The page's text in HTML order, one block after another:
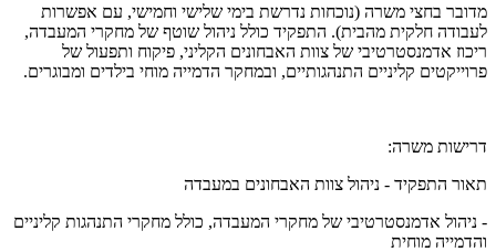
מדובר בחצי משרה (נוכחות נדרשת בימי שלישי וחמישי, עם אפשרות
לעבודה חלקית מהבית). התפקיד כולל ניהול שוטף של מחקרי המעבדה,
ריכוז אדמנסטרטיבי של צוות האבחונים הקליני, פיקוח ותפעול של
פרוייקטים קליניים התנהגותיים, ובמחקר הדמייה מוחי בילדים ומבוגרים.
דרישות משרה:
תאור התפקיד - ניהול צוות האבחונים במעבדה
- ניהול אדמנסטרטיבי של מחקרי המעבדה, כולל מחקרי התנהגות קליניים
והדמייה מוחית